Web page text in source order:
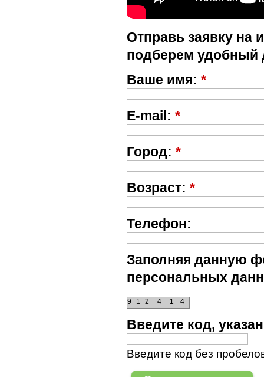
Отправь заявку на
подберем удобный
Ваше имя: *
E-mail: *
Город: *
Возраст: *
Телефон:
Заполняя данную
персональных
4
1
9 4
1 2
Введите код,
Введите код без